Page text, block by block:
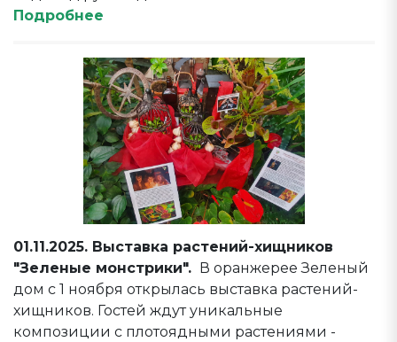
Подробнее
01.11.2025. Выставка растений-хищников
"Зеленые монстрики". В оранжерее Зеленый
дом с 1 ноября открылась выставка растений-
хищников. Гостей ждут уникальные
композиции с плотоядными растениями -